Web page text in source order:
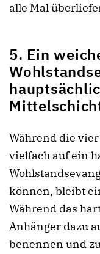
alle Mal
5. Ein
Während die
vielfach auf ein
können, bleibt
Während das
Anhänger dazu
benennen und